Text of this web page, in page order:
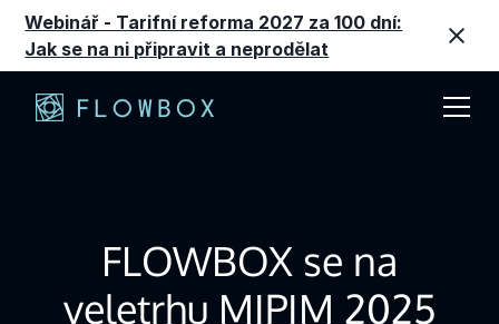
Webinář - Tarifní reforma 2027 za 100 dní:
Jak se na ni připravit a neprodělat
FLOWBOX se na
veletrhu MIPIM 2025